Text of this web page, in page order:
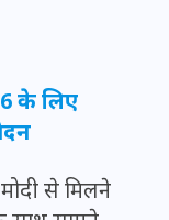
6 के लिए
से मिलने